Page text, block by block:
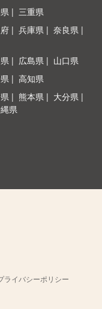
三重県
兵庫県
奈良県
広島県
山口県
高知県
熊本県
大分県
県
ライバシーポリシー